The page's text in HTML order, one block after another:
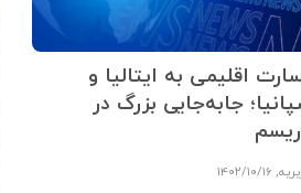
اقلیمی به ایتالیا و
جابه‌جایی بزرگ در
, ۱۴۰۲/۱۰/۱۶